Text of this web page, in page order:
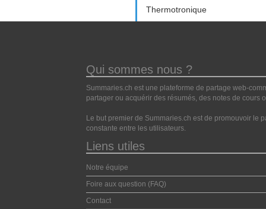
Thermotronique
Qui sommes nous ?
Summaries.ch est une plateforme de partage web-
partager ou acquérir des résumés, des notes de cours
Le but premier de Summaries.ch est de promouvoir le
constante entre les utilisateurs.
Liens utiles
Notre équipe
Foire aux question (FAQ)
Contact